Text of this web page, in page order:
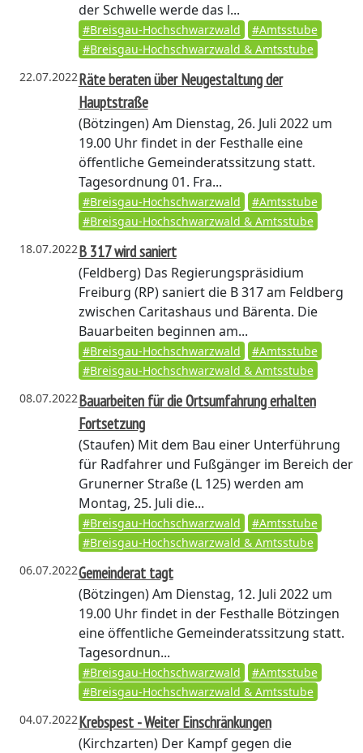
der Schwelle werde das l...
#Breisgau-Hochschwarzwald
#Amtsstube
#Breisgau-Hochschwarzwald & Amtsstube
22.07.2022Räte beraten über Neugestaltung der
Hauptstraße
(Bötzingen)Am Dienstag, 26. Juli 2022 um
19.00 Uhr findet in der Festhalle eine
öffentliche Gemeinderatssitzung statt.
Tagesordnung 01. Fra...
#Breisgau-Hochschwarzwald
#Amtsstube
#Breisgau-Hochschwarzwald & Amtsstube
18.07.2022B 317 wird saniert
(Feldberg)Das Regierungspräsidium
Freiburg (RP) saniert die B 317 am Feldberg
zwischen Caritashaus und Bärenta. Die
Bauarbeiten beginnen am...
#Breisgau-Hochschwarzwald
#Amtsstube
#Breisgau-Hochschwarzwald & Amtsstube
08.07.2022Bauarbeiten für die Ortsumfahrung erhalten
Fortsetzung
(Staufen)Mit dem Bau einer Unterführung
für Radfahrer und Fußgänger im Bereich der
Grunerner Straße (L 125) werden am
Montag, 25. Juli die...
#Breisgau-Hochschwarzwald
#Amtsstube
#Breisgau-Hochschwarzwald & Amtsstube
06.07.2022Gemeinderat tagt
(Bötzingen)Am Dienstag, 12. Juli 2022 um
19.00 Uhr findet in der Festhalle Bötzingen
eine öffentliche Gemeinderatssitzung statt.
Tagesordnun...
#Breisgau-Hochschwarzwald
#Amtsstube
#Breisgau-Hochschwarzwald & Amtsstube
04.07.2022Krebspest - Weiter Einschränkungen
(Kirchzarten)Der Kampf gegen die